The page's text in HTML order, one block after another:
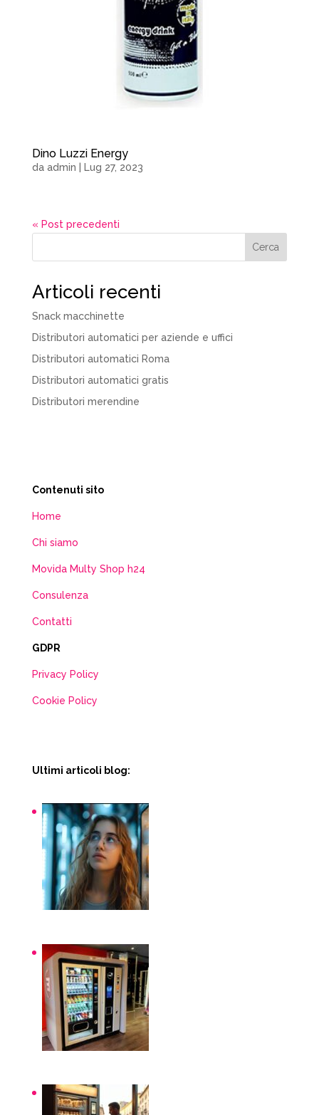
Dino Luzzi Energy
da admin Lug 27, 2023
« Post precedenti
Cerca
Articoli recenti
Snack macchinette
Distributori automatici per aziende e uffici
Distributori automatici Roma
Distributori automatici gratis
Distributori merendine
Contenuti sito
Home
Chi siamo
Movida Multy Shop h24
Consulenza
Contatti
GDPR
Privacy Policy
Cookie Policy
Ultimi articoli blog: